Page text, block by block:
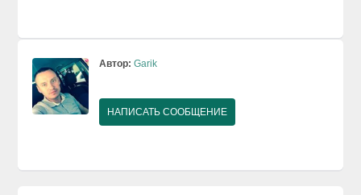
Автор: Garik
НАПИСАТЬ СООБЩЕНИЕ